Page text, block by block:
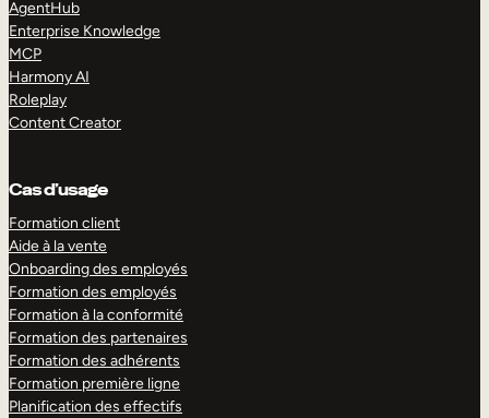
AgentHub
Enterprise Knowledge
MCP
Harmony AI
Roleplay
Content Creator
Cas d’usage
Formation client
Aide à la vente
Onboarding des employés
Formation des employés
Formation à la conformité
Formation des partenaires
Formation des adhérents
Formation première ligne
Planification des effectifs